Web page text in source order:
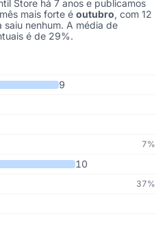
Store há 7 anos e publicamos
mais forte é outubro, com 12
nenhum. A média de
é de 29%.
publicados por mês, somando os
9
7%
10
37%